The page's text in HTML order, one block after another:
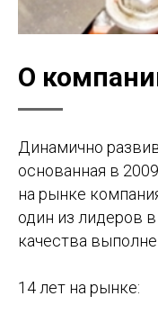
О
Динамично
основанная в
на рынке
один из лидеров
качества
14 лет на рынке: